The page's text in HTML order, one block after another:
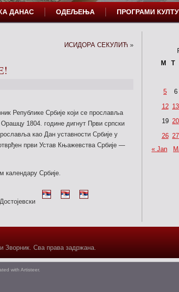
ДАНАС ОДЕЉЕЊА ПРОГРАМИ
ИСИДОРА СЕКУЛИЋ »
Републике Србије који се прославља
1804. године дигнут Први српски
као Дан уставности Србије у
први Устав Књажевства Србије —
календару Србије.
M
T
5
6
12 13
19 20
26 27
« Jan
Зворник. Сва права задржана.
with Artisteer.